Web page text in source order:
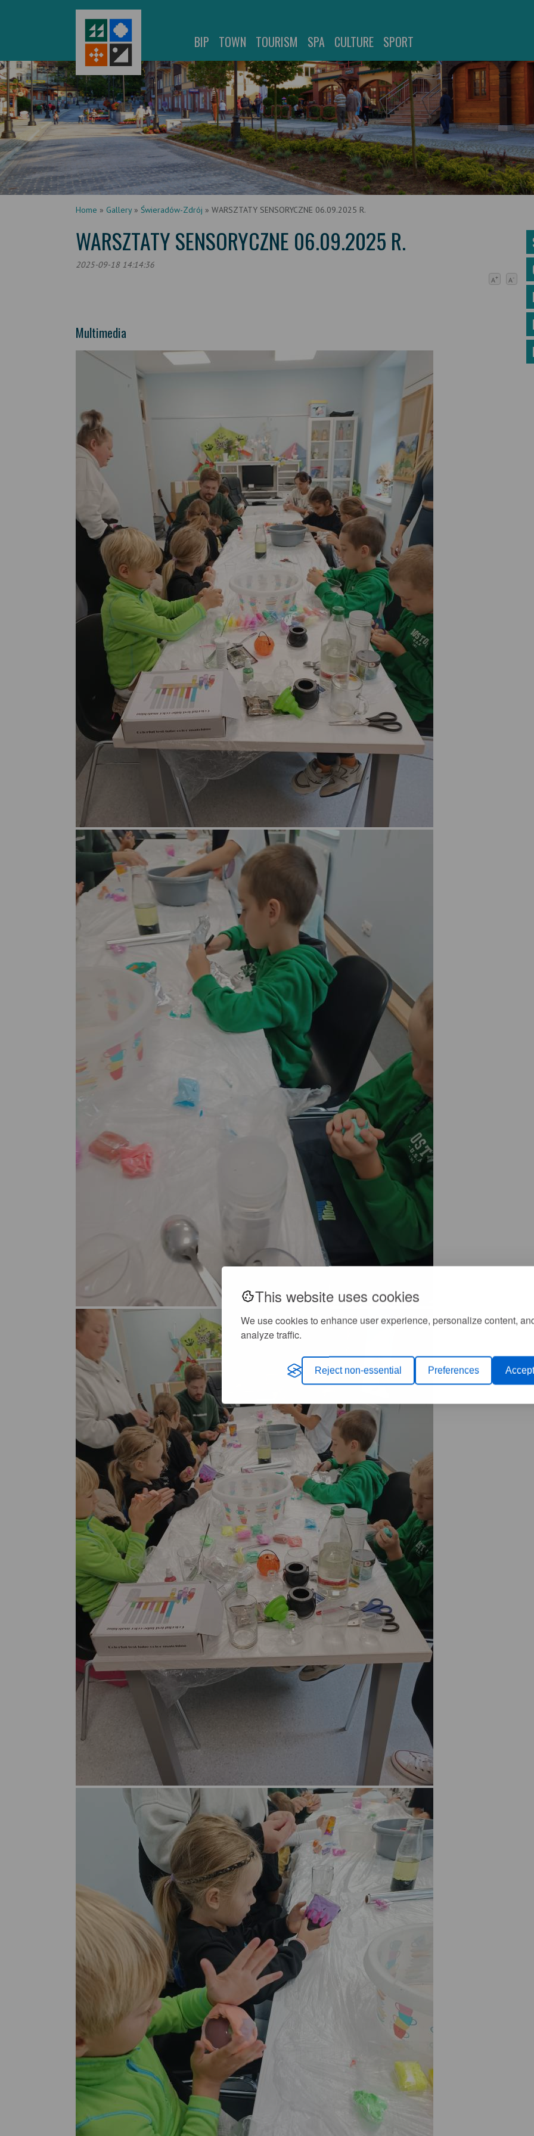
This website uses cookies
We use cookies to enhance user experience, personalize content,
analyze traffic.
Reject non-essential Preferences
BIP TOWN TOURISM SPA CULTURE SPORT
Home » Gallery» Świeradów-Zdrój » WARSZTATY SENSORYCZNE 06.09.2025 R.
WARSZTATY SENSORYCZNE 06.09.2025 R.
2025-09-18 14:14:36
A+ A-
Multimedia